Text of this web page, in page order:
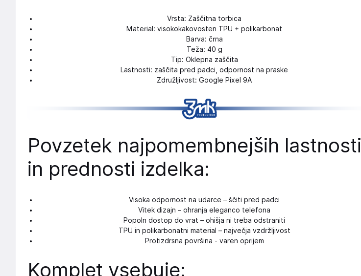
Vrsta: Zaščitna torbica
Material: visokokakovosten TPU + polikarbonat
Barva: črna
Teža: 40 g
Tip: Oklepna zaščita
Lastnosti: zaščita pred padci, odpornost na praske
Združljivost: Google Pixel 9A
Povzetek najpomembnejših lastnosti
in prednosti izdelka:
Visoka odpornost na udarce – ščiti pred padci
Vitek dizajn – ohranja eleganco telefona
Popoln dostop do vrat – ohišja ni treba odstraniti
TPU in polikarbonatni material – največja vzdržljivost
Protizdrsna površina - varen oprijem
Komplet vsebuje: